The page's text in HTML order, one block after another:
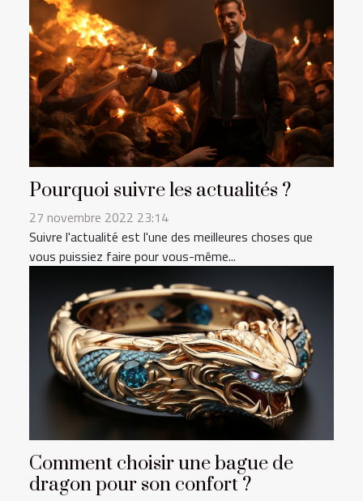
Pourquoi suivre les actualités ?
27 novembre 2022 23:14
Suivre l'actualité est l'une des meilleures choses que
vous puissiez faire pour vous-même...
Comment choisir une bague de
dragon pour son confort ?